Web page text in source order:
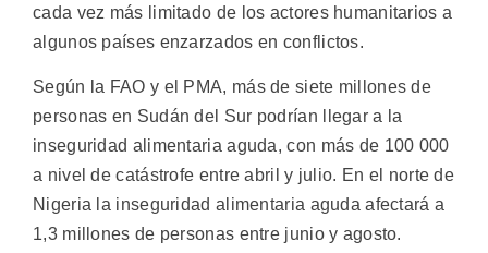
cada vez más limitado de los actores humanitarios a
algunos países enzarzados en conflictos.
Según la FAO y el PMA, más de siete millones de
personas en Sudán del Sur podrían llegar a la
inseguridad alimentaria aguda, con más de 100 000
a nivel de catástrofe entre abril y julio. En el norte de
Nigeria la inseguridad alimentaria aguda afectará a
1,3 millones de personas entre junio y agosto.